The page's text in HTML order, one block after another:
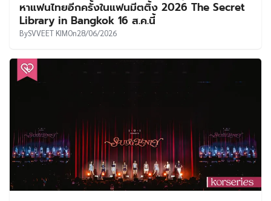
หาแฟนไทยอีกครั้งในแฟนมีตติ้ง 2026 The Secret
Library in Bangkok 16 ส.ค.นี้
BySVVEET KIMOn28/06/2026